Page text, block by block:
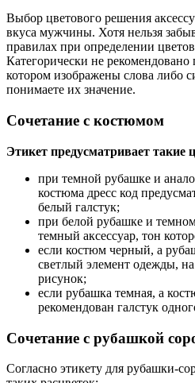
Выбор цветового решения
вкуса мужчины. Хотя нельзя
правилах при определении
Категорически не рекомендовано
котором изображены слова либо
понимаете их значение.
Сочетание с костюмом
Этикет предусматривает такие
при темной рубашке и
костюма дресс код
белый галстук;
при белой рубашке и
темный аксессуар, тон
если костюм черный, а
светлый элемент одежды,
рисунок;
если рубашка темная, а
рекомендован галстук
Сочетание с рубашкой
Согласно этикету для рубашки-